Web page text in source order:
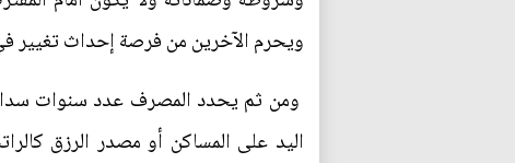
ويحرم الآخرين من فرصة إحداث تغيير
ومن ثم يحدد المصرف عدد سنوات
اليد على المساكن أو مصدر الرزق